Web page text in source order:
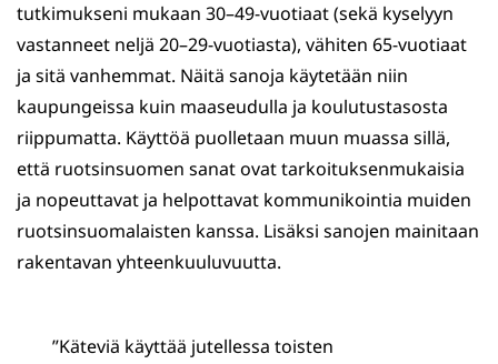
tutkimukseni mukaan 30–49-vuotiaat (sekä kyselyyn
vastanneet neljä 20–29-vuotiasta), vähiten 65-vuotiaat
ja sitä vanhemmat. Näitä sanoja käytetään niin
kaupungeissa kuin maaseudulla ja koulutustasosta
riippumatta. Käyttöä puolletaan muun muassa sillä,
että ruotsinsuomen sanat ovat tarkoituksenmukaisia
ja nopeuttavat ja helpottavat kommunikointia muiden
ruotsinsuomalaisten kanssa. Lisäksi sanojen mainitaan
rakentavan yhteenkuuluvuutta.
”Käteviä käyttää jutellessa toisten